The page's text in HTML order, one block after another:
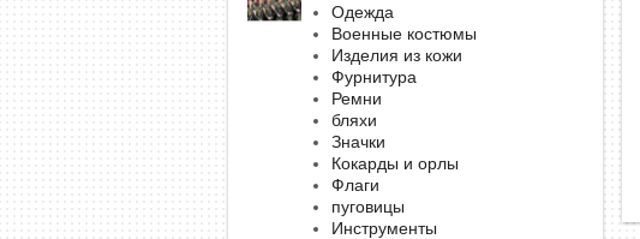
Одежда
Военные костюмы
Изделия из кожи
Фурнитура
Ремни
бляхи
Значки
Кокарды и орлы
Флаги
пуговицы
Инструменты